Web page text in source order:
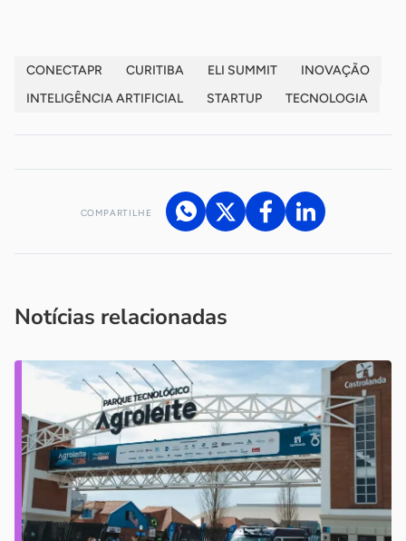
CONECTAPR CURITIBA ELI SUMMIT
INOVAÇÃO
INTELIGÊNCIA ARTIFICIAL
STARTUP TECNOLOGIA
COMPARTILHE
Notícias relacionadas